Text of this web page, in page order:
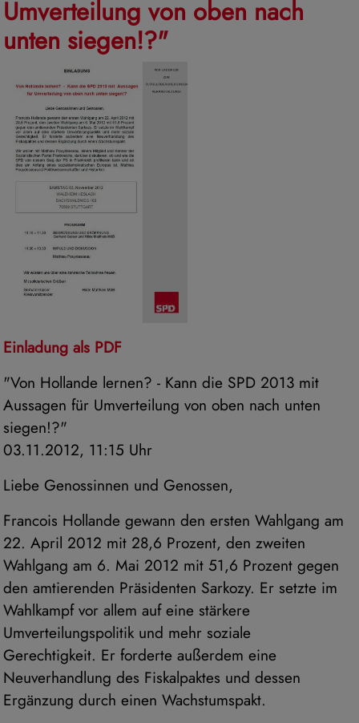
Umverteilung von oben nach
unten siegen!?"
Einladung als PDF
"Von Hollande lernen? - Kann die SPD 2013 mit
Aussagen für Umverteilung von oben nach unten
siegen!?"
03.11.2012, 11:15 Uhr
Liebe Genossinnen und Genossen,
Francois Hollande gewann den ersten Wahlgang am
22. April 2012 mit 28,6 Prozent, den zweiten
Wahlgang am 6. Mai 2012 mit 51,6 Prozent gegen
den amtierenden Präsidenten Sarkozy. Er setzte im
Wahlkampf vor allem auf eine stärkere
Umverteilungspolitik und mehr soziale
Gerechtigkeit. Er forderte außerdem eine
Neuverhandlung des Fiskalpaktes und dessen
Ergänzung durch einen Wachstumspakt.